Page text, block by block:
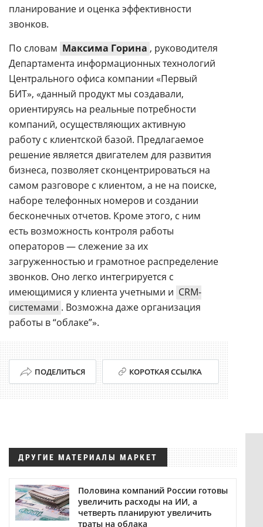
планирование и оценка эффективности
звонков.
По словам Максима Горина , руководителя
Департамента информационных технологий
Центрального офиса компании «Первый
БИТ», «данный продукт мы создавали,
ориентируясь на реальные потребности
компаний, осуществляющих активную
работу с клиентской базой. Предлагаемое
решение является двигателем для развития
бизнеса, позволяет сконцентрироваться на
самом разговоре с клиентом, а не на поиске,
наборе телефонных номеров и создании
бесконечных отчетов. Кроме этого, с ним
есть возможность контроля работы
операторов — слежение за их
загруженностью и грамотное распределение
звонков. Оно легко интегрируется с
имеющимися у клиента учетными и CRM-
системами . Возможна даже организация
работы в “облаке”».
ПОДЕЛИТЬСЯ КОРОТКАЯ ССЫЛКА
ДРУГИЕ МАТЕРИАЛЫ МАРКЕТ
Половина компаний России готовы
увеличить расходы на ИИ, а
четверть планируют увеличить
траты на облака